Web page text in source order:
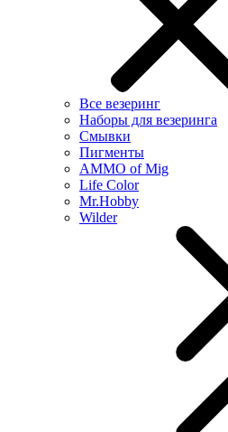
Все везеринг
Наборы для везеринга
Смывки
Пигменты
AMMO of Mig
Life Color
Mr.Hobby
Wilder